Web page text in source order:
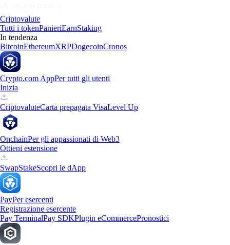
Criptovalute
Tutti i tokenPanieriEarnStaking
In tendenza
BitcoinEthereumXRPDogecoinCronos
Crypto.com AppPer tutti gli utenti
Inizia
CriptovaluteCarta prepagata VisaLevel Up
OnchainPer gli appassionati di Web3
Ottieni estensione
SwapStakeScopri le dApp
PayPer esercenti
Registrazione esercente
Pay TerminalPay SDKPlugin eCommercePronostici